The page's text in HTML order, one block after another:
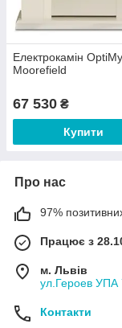
Електрокамін
Moorefield
67 530 ₴
Купити
Про нас
97%
Працює з
м. Львів
ул.Героев УПА
Контакти